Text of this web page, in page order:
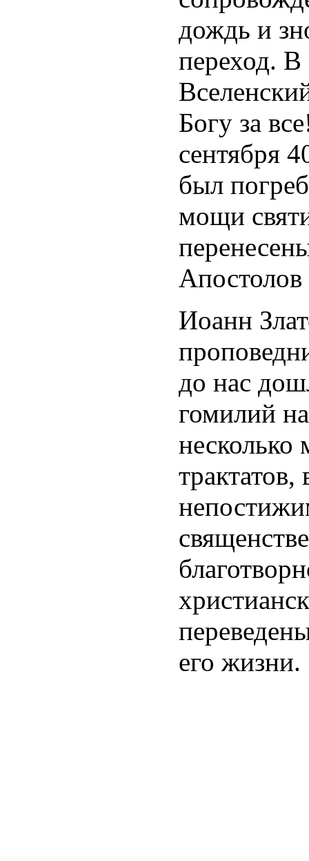
дождь и
переход.
Богу за
сентября
был
мощи
Апостолов
Иоанн
до нас
гомилий
несколько
его жизни.